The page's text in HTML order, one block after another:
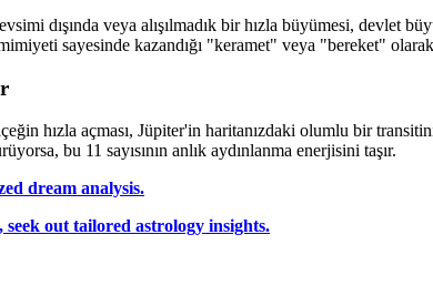
dışında veya alışılmadık bir hızla büyümesi, devlet
sayesinde kazandığı "keramet" veya "bereket"
hızla açması, Jüpiter'in haritanızdaki olumlu bir
bu 11 sayısının anlık aydınlanma enerjisini taşır.
dream analysis.
out tailored astrology insights.